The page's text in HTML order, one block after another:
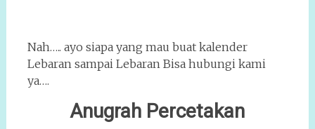
Nah….. ayo siapa yang mau buat kalender
Lebaran sampai Lebaran Bisa hubungi kami
ya….
Anugrah Percetakan